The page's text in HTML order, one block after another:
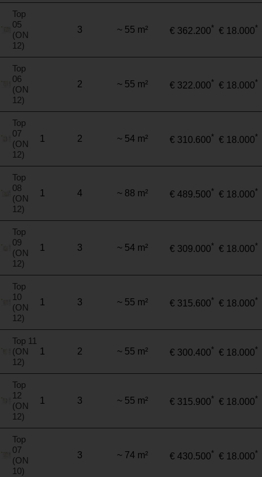
Top
05
(ON
12)
3 ~ 55 m² € 362.200* € 18.000*
Top
06
(ON
12)
2 ~ 55 m² € 322.000* € 18.000*
Top
07
(ON
12)
1 2 ~ 54 m² € 310.600* € 18.000*
Top
08
(ON
12)
1 4 ~ 88 m² € 489.500* € 18.000*
Top
09
(ON
12)
1 3 ~ 54 m² € 309.000* € 18.000*
Top
10
(ON
12)
1 3 ~ 55 m² € 315.600* € 18.000*
Top 11
(ON
12)
1 2 ~ 55 m² € 300.400* € 18.000*
Top
12
(ON
12)
1 3 ~ 55 m² € 315.900* € 18.000*
Top
07
(ON
10)
3 ~ 74 m² € 430.500* € 18.000*